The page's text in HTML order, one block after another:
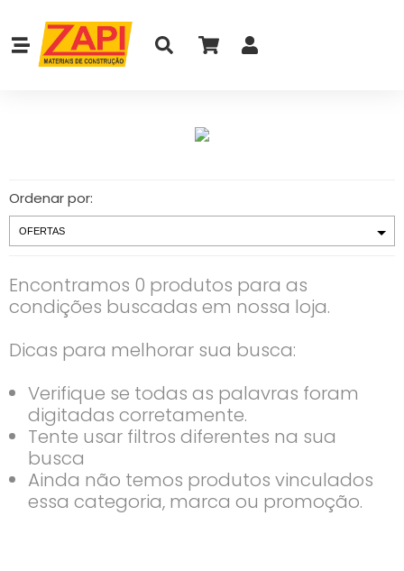
Ordenar por:
Encontramos 0 produtos para as
condições buscadas em nossa loja.
Dicas para melhorar sua busca:
Verifique se todas as palavras foram
digitadas corretamente.
Tente usar filtros diferentes na sua
busca
Ainda não temos produtos vinculados
essa categoria, marca ou promoção.